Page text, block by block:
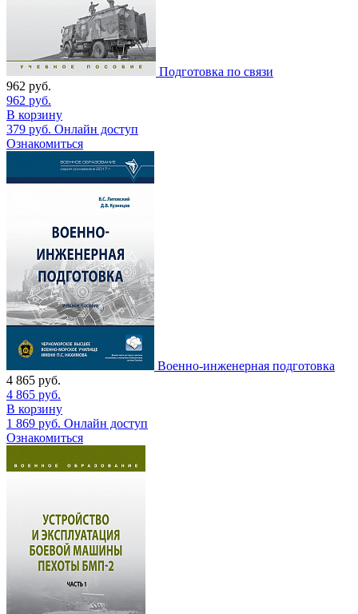
Подготовка по связи
962 руб.
962 руб.
В корзину
379 руб. Онлайн доступ
Ознакомиться
Военно-инженерная подготовка
4 865 руб.
4 865 руб.
В корзину
1 869 руб. Онлайн доступ
Ознакомиться